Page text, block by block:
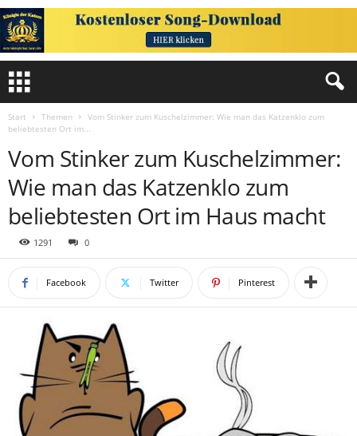
Start Themen
Vom Stinker zum Kuschelzimmer: Wie man das Katzenklo zum
beliebtesten Ort im...
Vom Stinker zum Kuschelzimmer:
Wie man das Katzenklo zum
beliebtesten Ort im Haus macht
1291 0
Facebook Twitter Pinterest